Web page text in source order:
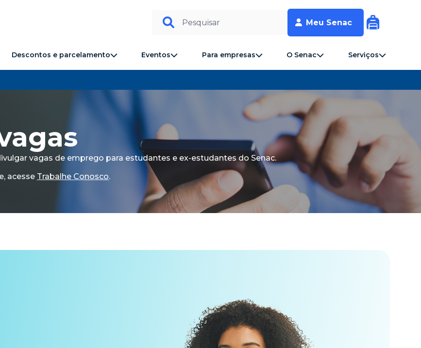
Pesquisar Meu Senac
Descontos e parcelamento Eventos Para empresas O Senac Serviços
vagas de emprego para estudantes e ex-estudantes do Senac.
acesse Trabalhe Conosco.